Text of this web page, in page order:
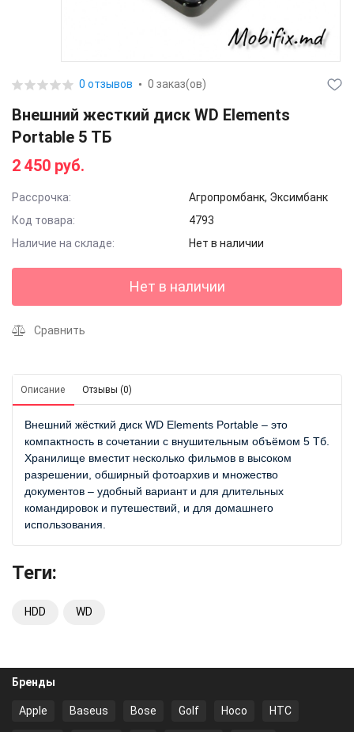
0 отзывов 0 заказ(ов)
Внешний жесткий диск WD Elements
Portable 5 ТБ
2 450 руб.
Рассрочка:
Агропромбанк, Эксимбанк
Код товара:
4793
Наличие на складе:
Нет в наличии
Нет в наличии
Сравнить
Описание Отзывы (0)
Внешний жёсткий диск WD Elements Portable – это
компактность в сочетании с внушительным объёмом 5 Тб.
Хранилище вместит несколько фильмов в высоком
разрешении, обширный фотоархив и множество
документов – удобный вариант и для длительных
командировок и путешествий, и для домашнего
использования.
Теги:
HDD WD
Бренды
Apple Baseus Bose Golf Hoco HTC